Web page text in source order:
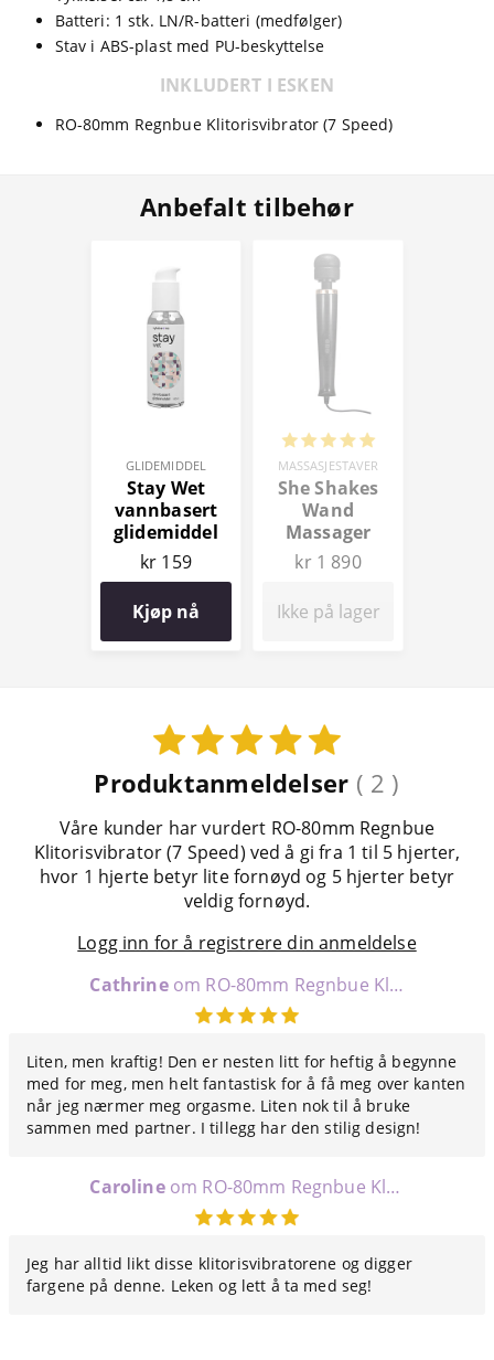
Batteri: 1 stk. LN/R-batteri (medfølger)
Stav i ABS-plast med PU-beskyttelse
INKLUDERT I ESKEN
RO-80mm Regnbue Klitorisvibrator (7 Speed)
Anbefalt tilbehør
GLIDEMIDDEL
Stay Wet
vannbasert
glidemiddel
100 ml
kr 159
Kjøp nå
MASSASJESTAVER
She Shakes
Wand
Massager
kr 1 890
Ikke på lager
Produktanmeldelser ( 2 )
Våre kunder har vurdert RO-80mm Regnbue
Klitorisvibrator (7 Speed) ved å gi fra 1 til 5 hjerter,
hvor 1 hjerte betyr lite fornøyd og 5 hjerter betyr
veldig fornøyd.
Logg inn for å registrere din anmeldelse
Cathrineom RO-80mm Regnbue Klitorisvibrator (7 Speed)
Liten, men kraftig! Den er nesten litt for heftig å begynne
med for meg, men helt fantastisk for å få meg over kanten
når jeg nærmer meg orgasme. Liten nok til å bruke
sammen med partner. I tillegg har den stilig design!
Carolineom RO-80mm Regnbue Klitorisvibrator (7 Speed)
Jeg har alltid likt disse klitorisvibratorene og digger
fargene på denne. Leken og lett å ta med seg!